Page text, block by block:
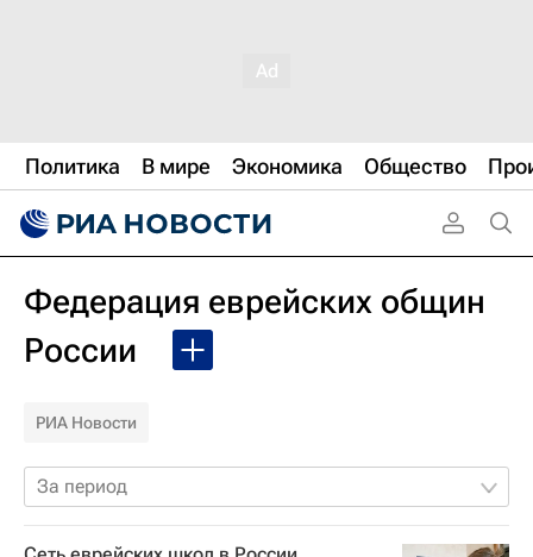
Политика В мире Экономика Общество
Федерация еврейских общин
России
РИА Новости
За период